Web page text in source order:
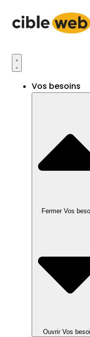
contenu
Vos besoins
Fermer Vos
Ouvrir Vos